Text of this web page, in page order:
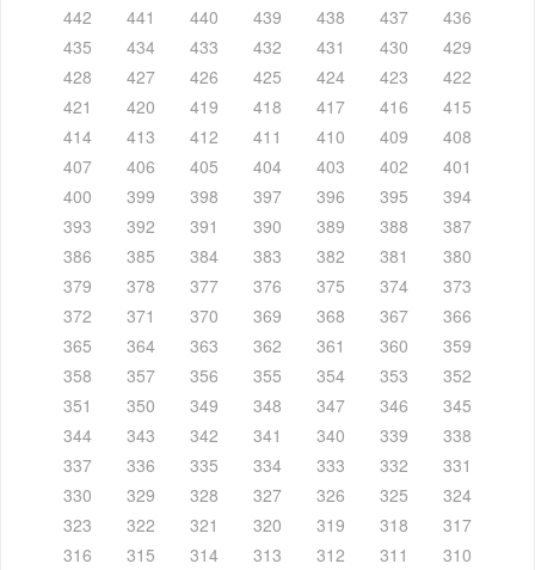
442
441 440 439 438 437
436
435
434 433 432 431 430
429
428
427 426 425 424 423
422
421
420 419 418 417 416
415
414
413 412 411 410 409
408
407
406 405 404 403 402
401
400
399 398 397 396 395
394
393
392 391 390 389 388
387
386
385 384 383 382 381
380
379
378 377 376 375 374
373
372
371 370 369 368 367
366
365
364 363 362 361 360
359
358
357 356 355 354 353
352
351
350 349 348 347 346
345
344
343 342 341 340 339
338
337
336 335 334 333 332
331
330
329 328 327 326 325
324
323
322 321 320 319 318
317
316
315 314 313 312 311
310